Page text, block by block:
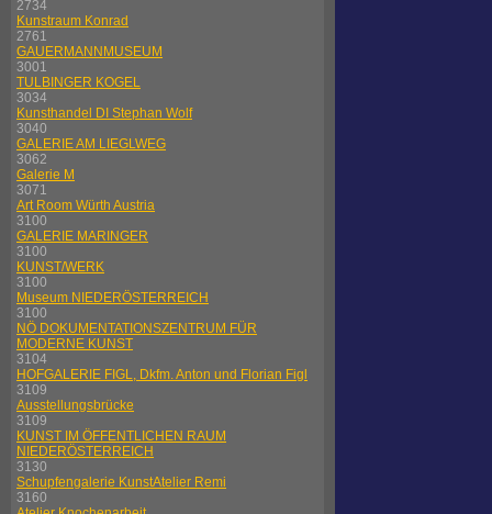
2734
Kunstraum Konrad
2761
GAUERMANNMUSEUM
3001
TULBINGER KOGEL
3034
Kunsthandel DI Stephan Wolf
3040
GALERIE AM LIEGLWEG
3062
Galerie M
3071
Art Room Würth Austria
3100
GALERIE MARINGER
3100
KUNST/WERK
3100
Museum NIEDERÖSTERREICH
3100
NÖ DOKUMENTATIONSZENTRUM FÜR
MODERNE KUNST
3104
HOFGALERIE FIGL, Dkfm. Anton und Florian Figl
3109
Ausstellungsbrücke
3109
KUNST IM ÖFFENTLICHEN RAUM
NIEDERÖSTERREICH
3130
Schupfengalerie KunstAtelier Remi
3160